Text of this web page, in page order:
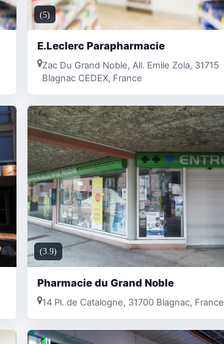
(5)
E.Leclerc Parapharmacie
Zac Du Grand Noble, All. Emile Zola, 31715
Blagnac CEDEX, France
(3.9)
Pharmacie du Grand Noble
14 Pl. de Catalogne, 31700 Blagnac, France